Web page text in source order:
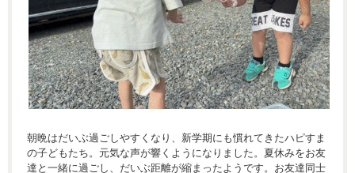
朝晩はだいぶ過ごしやすくなり、新学期にも慣れてきたハピすま
の子どもたち。元気な声が響くようになりました。夏休みをお友
達と一緒に過ごし、だいぶ距離が縮まったようです。お友達同士